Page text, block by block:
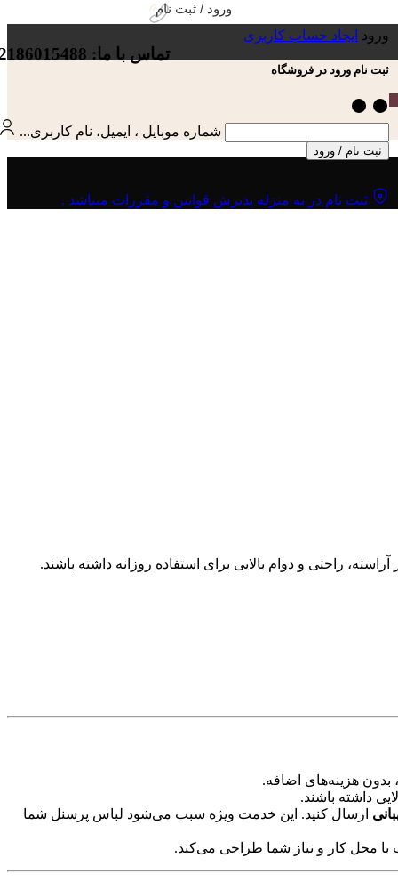
تماس با ما: 02186015488
ورود / ثبت نام
ورود
ایجاد حساب کاربری
ثبت نام ورود در فروشگاه
شماره موبایل ، ایمیل، نام کاربری...
ثبت نام / ورود
ثبت نام در به منزله پذیرش قوانین و مقررات میباشد .
راحتی و دوام بالایی برای استفاده روزانه داشته باشند.
هزینه‌های اضافه.
داشته باشند.
ارسال کنید. این خدمت ویژه سبب می‌شود لباس پرسنل شما
محل کار و نیاز شما طراحی می‌کند.